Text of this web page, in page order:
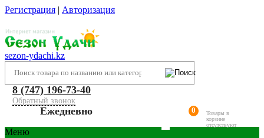
Регистрация | Авторизация
sezon-ydachi.kz
8 (747) 196-73-40
Обратный звонок
Ежедневно 0
Товары в
корзине
отсутствуют
Меню